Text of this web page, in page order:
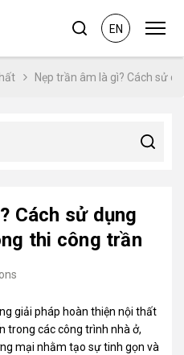
EN
Nẹp trần âm là gì? Cách sử
Cách sử dụng
thi công trần
giải pháp hoàn thiện nội thất
trong các công trình nhà ở,
mại nhằm tạo sự tinh gọn và